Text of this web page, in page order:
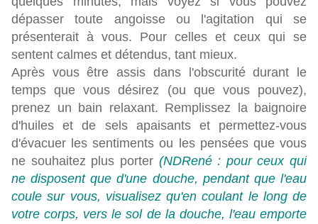
dépasser toute angoisse ou l'agitation qui se
présenterait à vous. Pour celles et ceux qui se
sentent calmes et détendus, tant mieux.
Après vous être assis dans l'obscurité durant le
temps que vous désirez (ou que vous pouvez),
prenez un bain relaxant. Remplissez la baignoire
d'huiles et de sels apaisants et permettez-vous
d'évacuer les sentiments ou les pensées que vous
ne souhaitez plus porter (NDRené : pour ceux qui
ne disposent que d'une douche, pendant que l'eau
coule sur vous, visualisez qu'en coulant le long de
votre corps, vers le sol de la douche, l'eau emporte